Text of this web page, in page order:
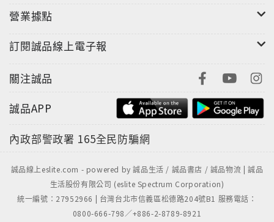
營業據點
訂閱誠品線上電子報
關注誠品
誠品APP
內政部警政署 165全民防騙網
誠品線上eslite.com - powered by 誠品生活 / 誠品書店 / 誠品物流 | 誠品
生活股份有限公司 (eslite Spectrum Corporation)
統一編號：27952966 | 台灣台北市信義區松德路204號B1 服務電話：
0800-666-798／+886-2-8789-8921